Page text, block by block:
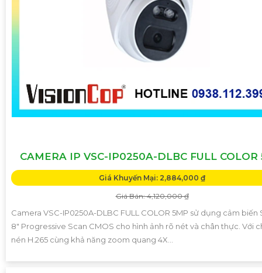
CAMERA IP VSC-IP0250A-DLBC FULL COLOR
Giá Khuyến Mại: 2,884,000 ₫
Giá Bán: 4,120,000 ₫
Camera VSC-IP0250A-DLBC FULL COLOR 5MP sử dụng cảm biến
8" Progressive Scan CMOS cho hình ảnh rõ nét và chân thực. Với
nén H.265 cùng khả năng zoom quang 4X...